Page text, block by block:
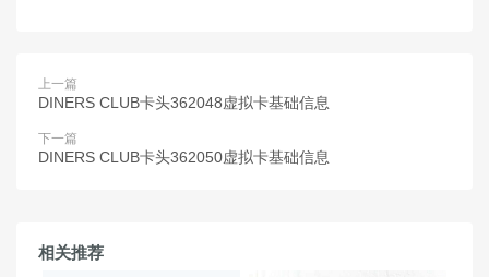
上一篇
DINERS CLUB卡头362048虚拟卡基础信息
下一篇
DINERS CLUB卡头362050虚拟卡基础信息
相关推荐